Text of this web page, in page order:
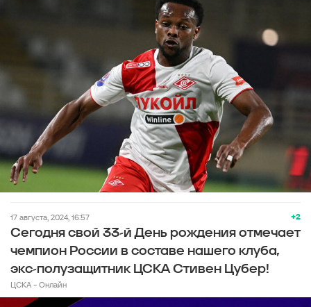
+2
17 августа, 2024, 16:57
Сегодня свой 33-й День рождения отмечает
чемпион России в составе нашего клуба,
экс-полузащитник ЦСКА Стивен Цубер!
ЦСКА - Онлайн